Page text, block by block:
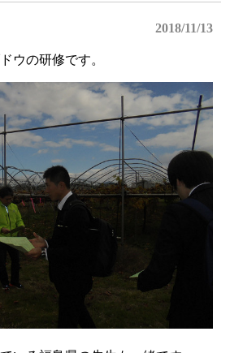
2018/11/13
ウの研修です。